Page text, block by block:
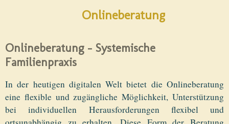
Onlineberatung
Onlineberatung - Systemische
Familienpraxis
In der heutigen digitalen Welt bietet die Onlineberatung
eine flexible und zugängliche Möglichkeit, Unterstützung
bei individuellen Herausforderungen flexibel und